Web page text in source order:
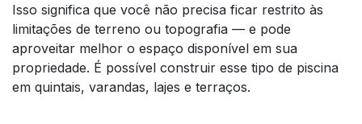
Isso significa que você não precisa ficar restrito às
limitações de terreno ou topografia — e pode
aproveitar melhor o espaço disponível em sua
propriedade. É possível construir esse tipo de piscina
em quintais, varandas, lajes e terraços.